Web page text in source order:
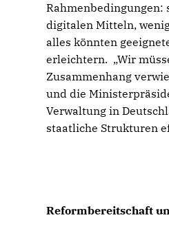
Rahmenbedingungen:
digitalen Mitteln,
alles könnten
erleichtern. „Wir
Zusammenhang
und die
Verwaltung in
staatliche Strukturen
Reformbereitschaft